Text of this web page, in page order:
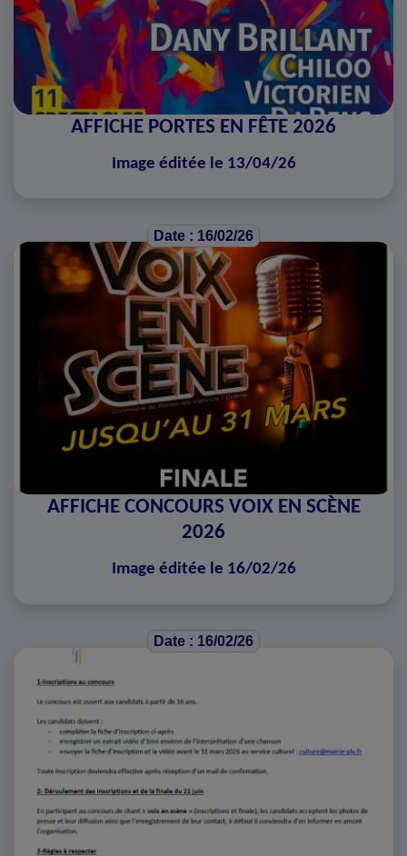
AFFICHE PORTES EN FÊTE 2026
Image éditée le 13/04/26
Date : 16/02/26
AFFICHE CONCOURS VOIX EN SCÈNE
2026
Image éditée le 16/02/26
Date : 16/02/26